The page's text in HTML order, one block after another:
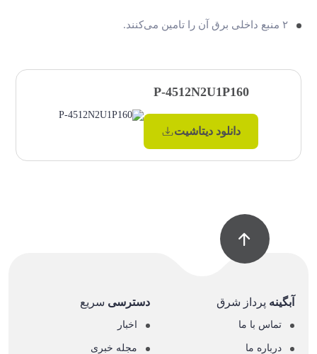
۲ منبع داخلی برق آن را تامین می‌کنند.
P-4512N2U1P160
دانلود دیتاشیت
آبگینه پرداز شرق
تماس با ما
درباره ما
دسترسی سریع
اخبار
مجله خبری